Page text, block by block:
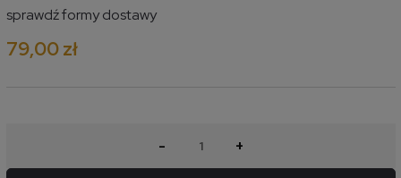
Cena nie zawiera ewentualnych kosztów płatności
sprawdź formy dostawy
79,00 zł
- +